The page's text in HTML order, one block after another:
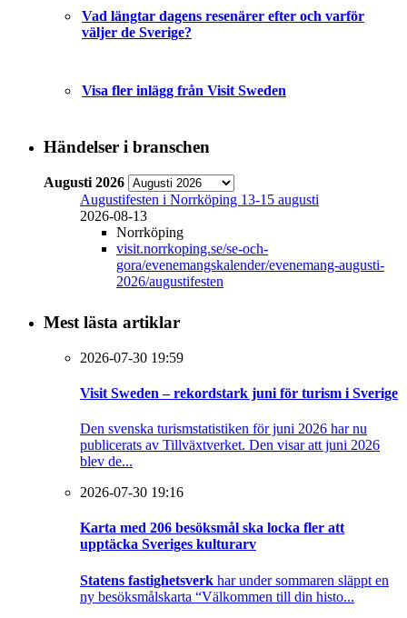
Vad längtar dagens resenärer efter och varför
väljer de Sverige?
Visa fler inlägg från Visit Sweden
Händelser i branschen
Augusti 2026
Augustifesten i Norrköping 13-15 augusti
2026-08-13
Norrköping
visit.norrkoping.se/se-och-
gora/evenemangskalender/evenemang-augusti-
2026/augustifesten
Mest lästa artiklar
2026-07-30 19:59
Visit Sweden – rekordstark juni för turism i Sverige
Den svenska turismstatistiken för juni 2026 har nu
publicerats av Tillväxtverket. Den visar att juni 2026
blev de...
2026-07-30 19:16
Karta med 206 besöksmål ska locka fler att
upptäcka Sveriges kulturarv
Statens fastighetsverk har under sommaren släppt en
ny besöksmålskarta “Välkommen till din histo...